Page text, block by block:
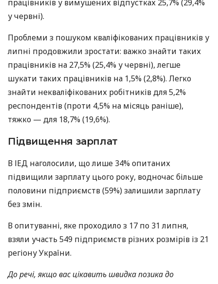
працівників у вимушених відпустках 25,7% (29,4%
у червні).
Проблеми з пошуком кваліфікованих працівників у
липні продовжили зростати: важко знайти таких
працівників на 27,5% (25,4% у червні), легше
шукати таких працівників на 1,5% (2,8%). Легко
знайти некваліфікованих робітників для 5,2%
респондентів (проти 4,5% на місяць раніше),
тяжко — для 18,7% (19,6%).
Підвищення зарплат
В ІЕД наголосили, що лише 34% опитаних
підвищили зарплату цього року, водночас більше
половини підприємств (59%) залишили зарплату
без змін.
В опитуванні, яке проходило з 17 по 31 липня,
взяли участь 549 підприємств різних розмірів із 21
регіону України.
До речі, якщо вас цікавить швидка позика до